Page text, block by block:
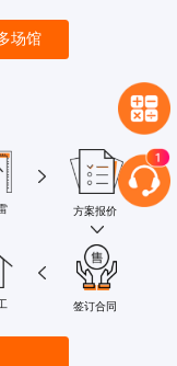
场馆
方案报价
签订合同